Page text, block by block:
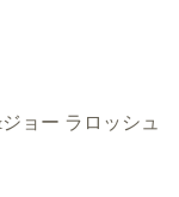
ョー ラロッシュ